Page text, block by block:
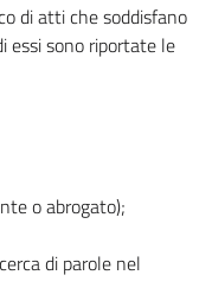
di atti che soddisfano
essi sono riportate le
o abrogato);
di parole nel